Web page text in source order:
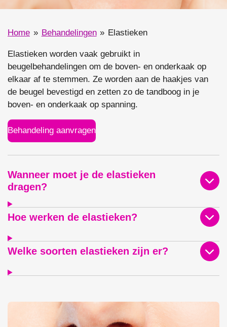
Home » Behandelingen » Elastieken
Elastieken worden vaak gebruikt in
beugelbehandelingen om de boven- en onderkaak op
elkaar af te stemmen. Ze worden aan de haakjes van
de beugel bevestigd en zetten zo de tandboog in je
boven- en onderkaak op spanning.
Behandeling aanvragen
Wanneer moet je de elastieken
dragen?
Hoe werken de elastieken?
Welke soorten elastieken zijn er?